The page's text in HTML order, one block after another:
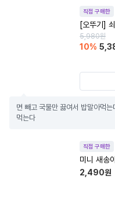
직접 구매한
[오뚜기]
5,980원
10%
면 빼고 국물만 끓여서 밥말아먹
먹는다
직접 구매한
미니 새송
2,490원